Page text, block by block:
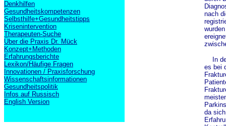
Denkhilfen
Gesundheitskompetenzen
Selbsthilfe+Gesundheitstipps
Krisenintervention
Therapeuten-Suche
Über die Praxis Dr. Mück
Konzept+Methoden
Erfahrungsberichte
Lexikon/Häufige Fragen
Innovationen / Praxisforschung
Wissenschaftsinformationen
Gesundheitspolitik
Infos auf Russisch
English Version
nach
In
es bei
da